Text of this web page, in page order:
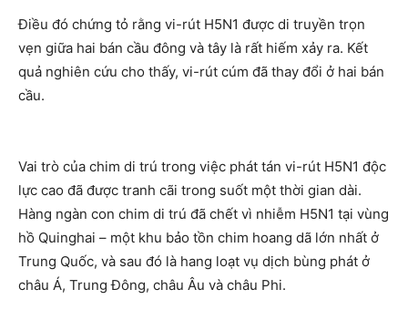
Điều đó chứng tỏ rằng vi-rút H5N1 được di truyền trọn
vẹn giữa hai bán cầu đông và tây là rất hiếm xảy ra. Kết
quả nghiên cứu cho thấy, vi-rút cúm đã thay đổi ở hai bán
cầu.
Vai trò của chim di trú trong việc phát tán vi-rút H5N1 độc
lực cao đã được tranh cãi trong suốt một thời gian dài.
Hàng ngàn con chim di trú đã chết vì nhiễm H5N1 tại vùng
hồ Quinghai – một khu bảo tồn chim hoang dã lớn nhất ở
Trung Quốc, và sau đó là hang loạt vụ dịch bùng phát ở
châu Á, Trung Đông, châu Âu và châu Phi.